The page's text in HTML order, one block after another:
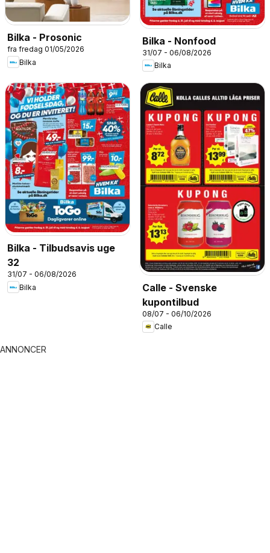
Bilka - Prosonic
fra fredag 01/05/2026
Bilka
Bilka - Nonfood
31/07 - 06/08/2026
Bilka
Bilka - Tilbudsavis uge
32
31/07 - 06/08/2026
Bilka
Calle - Svenske
kupontilbud
08/07 - 06/10/2026
Calle
ANNONCER